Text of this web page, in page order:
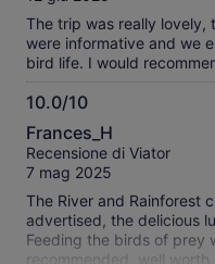
The trip was really lovely,
were informative and we
bird life. I would
10.0/10
10.0
su
10
Frances_H
Recensione di Viator
7 mag 2025
The River and Rainforest
advertised, the delicious
Feeding the birds of prey
recommended, well worth